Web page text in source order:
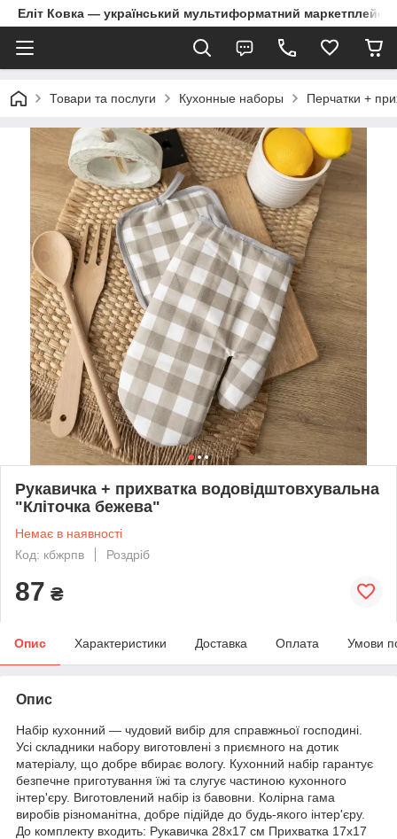
Еліт Ковка — український мультиформатний маркетплейс
Товари та послуги Кухонные наборы Перчатки +
Рукавичка + прихватка водовідштовхувальна
"Кліточка бежева"
Немає в наявності
Код: кбжрпв
Роздріб
87 ₴
Опис Характеристики Доставка Оплата Умови
Опис
Набір кухонний — чудовий вибір для справжньої господині.
Усі складники набору виготовлені з приємного на дотик
матеріалу, що добре вбирає вологу. Кухонний набір гарантує
безпечне приготування їжі та слугує частиною кухонного
інтер'єру. Виготовлений набір із бавовни. Колірна гама
виробів різноманітна, добре підійде до будь-якого інтер'єру.
До комплекту входить: Рукавичка 28x17 см Прихватка 17x17